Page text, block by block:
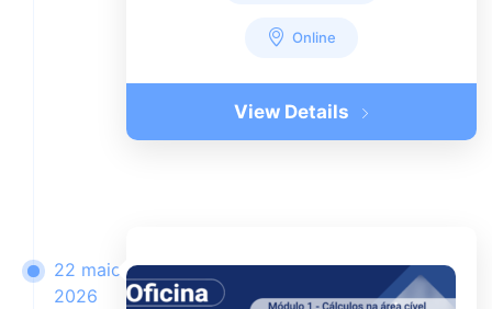
Online
View Details
22 maio
2026